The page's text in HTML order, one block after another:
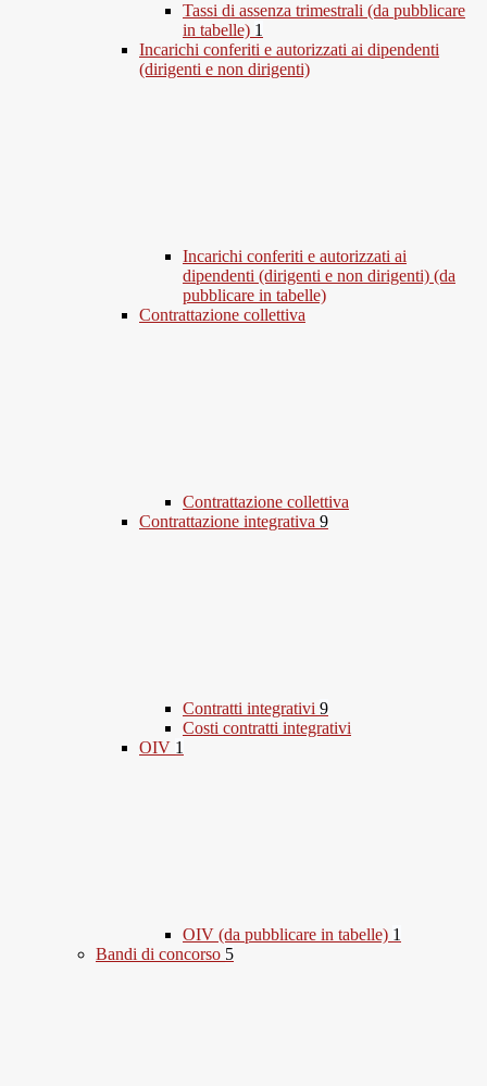
Tassi di assenza trimestrali (da pubblicare
in tabelle) 1
Incarichi conferiti e autorizzati ai dipendenti
(dirigenti e non dirigenti)
Incarichi conferiti e autorizzati ai
dipendenti (dirigenti e non dirigenti) (da
pubblicare in tabelle)
Contrattazione collettiva
Contrattazione collettiva
Contrattazione integrativa 9
Contratti integrativi 9
Costi contratti integrativi
OIV 1
OIV (da pubblicare in tabelle) 1
Bandi di concorso 5